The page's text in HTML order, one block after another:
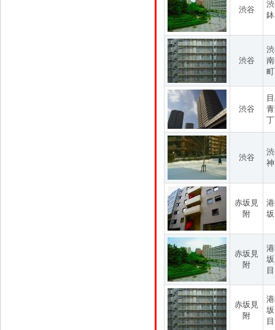
渋谷
渋谷
渋谷
渋谷
赤坂見
附
赤坂見
附
目
赤坂見
附
目